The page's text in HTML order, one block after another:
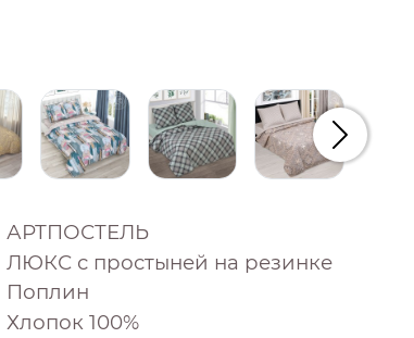
АРТПОСТЕЛЬ
ЛЮКС с простыней на резинке
Поплин
Хлопок 100%